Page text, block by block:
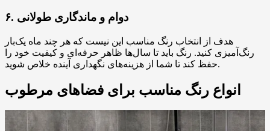
۶. دوام و ماندگاری طولانی
هدف از انتخاب رنگ مناسب این نیست که هر چند ماه یک‌بار
رنگ‌آمیزی کنید. رنگ باید تا سال‌ها ظاهر حرفه‌ای و کیفیت خود را
حفظ کند تا شما از هزینه‌های نگهداری آینده خلاص شوید.
انواع رنگ مناسب برای فضاهای مرطوب